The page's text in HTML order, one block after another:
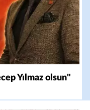
Yılmaz olsun"